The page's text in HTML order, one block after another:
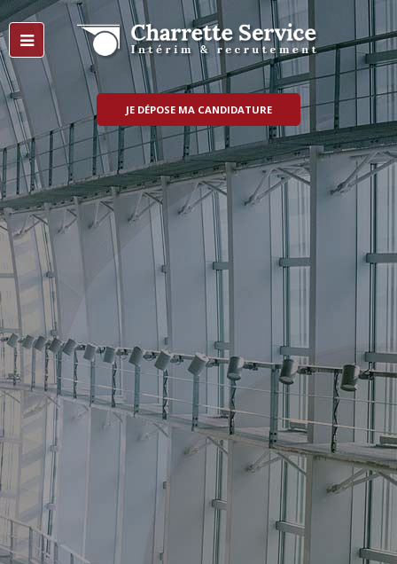
JE DÉPOSE MA CANDIDATURE